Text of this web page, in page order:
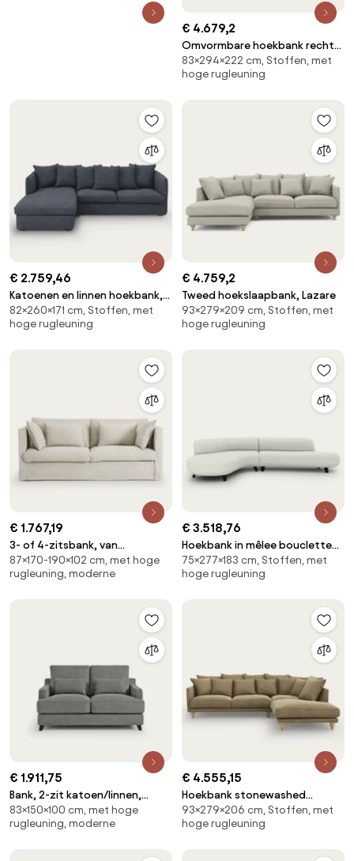
€ 4.679,2
Omvormbare hoekbank rechts,
fluweel, Marsile
83×294×222 cm, Stoffen, met
hoge rugleuning
€ 2.759,46
Katoenen en linnen hoekbank,
Néo Chiquito
82×260×171 cm, Stoffen, met
hoge rugleuning
€ 4.759,2
Tweed hoekslaapbank, Lazare
93×279×209 cm, Stoffen, met
hoge rugleuning
€ 1.767,19
3- of 4-zitsbank, van
katoen/linnen, CAMILLE
87×170-190×102 cm, met hoge
rugleuning, moderne
€ 3.518,76
Hoekbank in mêlee bouclette
effect, Rosebury
75×277×183 cm, Stoffen, met
hoge rugleuning
€ 1.911,75
Bank, 2-zit katoen/linnen,
Alwine
83×150×100 cm, met hoge
rugleuning, moderne
€ 4.555,15
Hoekbank stonewashed
fluweel, Lazare
93×279×206 cm, Stoffen, met
hoge rugleuning